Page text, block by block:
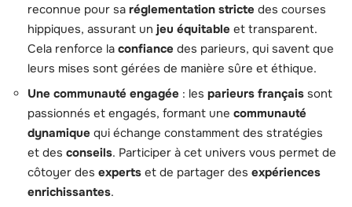
reconnue pour sa réglementation stricte des courses
hippiques, assurant un jeu équitable et transparent.
Cela renforce la confiance des parieurs, qui savent que
leurs mises sont gérées de manière sûre et éthique.
Une communauté engagée : les parieurs français sont
passionnés et engagés, formant une communauté
dynamique qui échange constamment des stratégies
et des conseils. Participer à cet univers vous permet de
côtoyer des experts et de partager des expériences
enrichissantes.